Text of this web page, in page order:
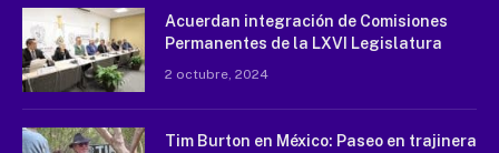
Acuerdan integración de Comisiones
Permanentes de la LXVI Legislatura
2 octubre, 2024
Tim Burton en México: Paseo en trajinera